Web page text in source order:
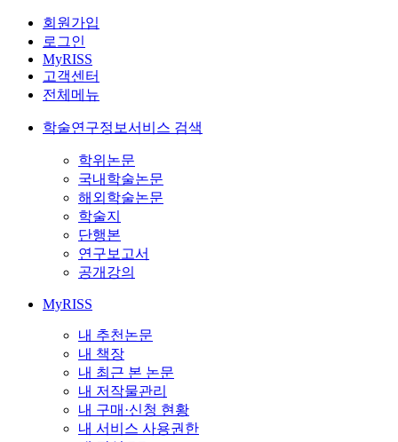
회원가입
로그인
MyRISS
고객센터
전체메뉴
학술연구정보서비스 검색
학위논문
국내학술논문
해외학술논문
학술지
단행본
연구보고서
공개강의
MyRISS
내 추천논문
내 책장
내 최근 본 논문
내 저작물관리
내 구매·신청 현황
내 서비스 사용권한